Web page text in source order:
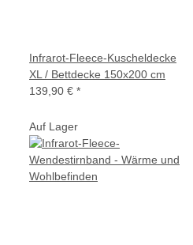
Infrarot-Fleece-Kuscheldecke
XL / Bettdecke 150x200 cm
139,90 € *
Auf Lager